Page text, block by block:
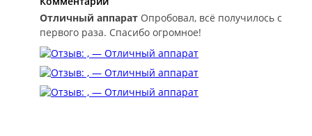
Отличный аппарат Опробовал, всё получилось с
первого раза. Спасибо огромное!